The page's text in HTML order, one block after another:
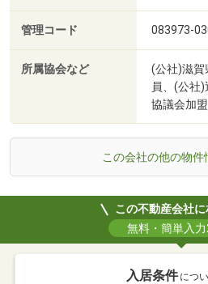
管理コード 083973-
所属協会など
(公社)滋賀
員、(公社)
協議会加盟
この会社の他の物件
この不動産会社
無料・簡単入力
入居条件 につ